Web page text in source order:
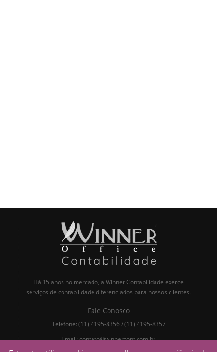
Há 15 anos no mercado, a Winner Contabilidade exerce
serviços de contabilidade diferenciados para nossos clientes.
Fale Conosco
Telefone: (11) 4195-8356 /(11) 4195-8357
Email:contato@winnercont.com.br